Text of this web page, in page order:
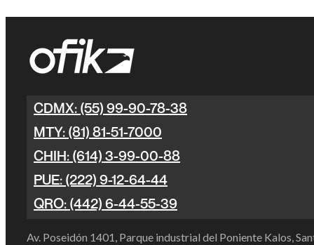
CDMX: (55) 99-90-78-38
MTY: (81) 81-51-7000
CHIH: (614) 3-99-00-88
PUE: (222) 9-12-64-44
QRO: (442) 6-44-55-39
Av. Poseidón 1401, Parque industrial del Poniente Kalos,